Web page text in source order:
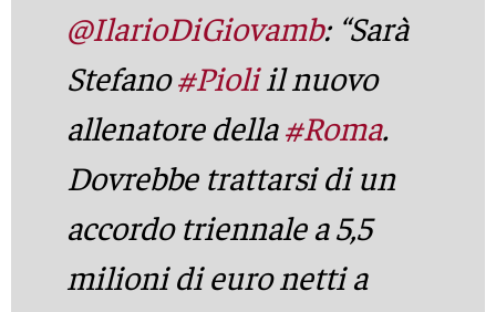
@IlarioDiGiovamb: “Sarà
Stefano#Pioliil nuovo
allenatore della#Roma.
Dovrebbe trattarsi di un
accordo triennale a 5,5
milioni di euro netti a